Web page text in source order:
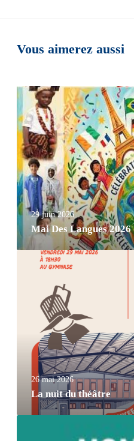
Vous aimerez aussi
29 juin 2026
Mai Des Langues 2026
26 mai 2026
La nuit du théâtre